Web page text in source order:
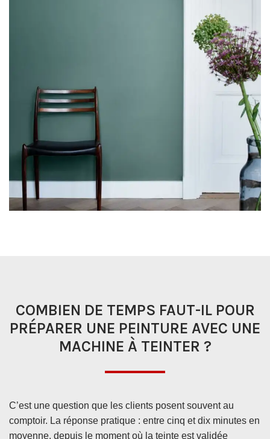
COMBIEN DE TEMPS FAUT-IL POUR
PRÉPARER UNE PEINTURE AVEC UNE
MACHINE À TEINTER ?
C’est une question que les clients posent souvent au
comptoir. La réponse pratique : entre cinq et dix minutes en
moyenne, depuis le moment où la teinte est validée